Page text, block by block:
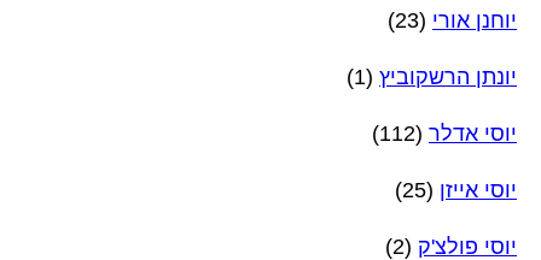
יוחנן אורי (23)
יונתן הרשקוביץ (1)
יוסי אדלר (112)
יוסי אייזן (25)
יוסי פולצ'ק (2)